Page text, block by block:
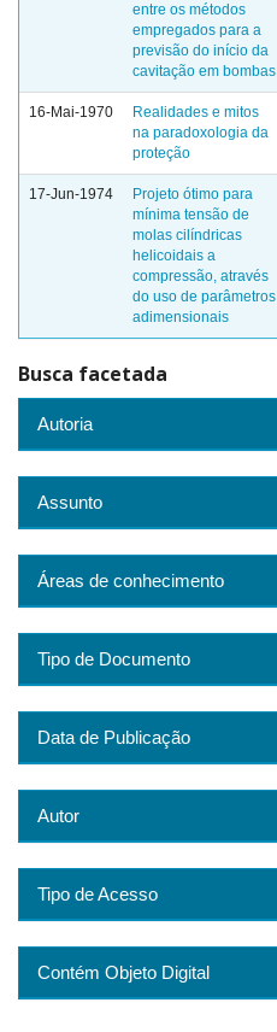
entre os métodos
empregados para a
previsão do início da
cavitação em bombas
16-Mai-1970
Realidades e mitos
na paradoxologia da
proteção
17-Jun-1974
Projeto ótimo para
mínima tensão de
molas cilíndricas
helicoidais a
compressão, através
do uso de parâmetros
adimensionais
Busca facetada
Autoria
Assunto
Áreas de conhecimento
Tipo de Documento
Data de Publicação
Autor
Tipo de Acesso
Contém Objeto Digital